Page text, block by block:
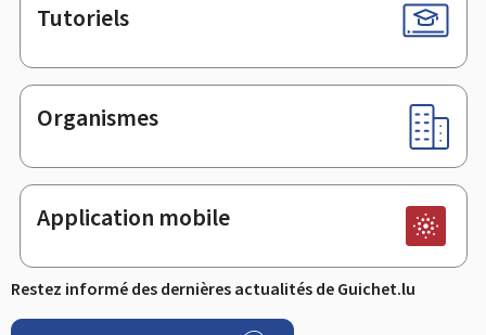
Tutoriels
Organismes
Application mobile
Restez informé des dernières actualités de Guichet.lu